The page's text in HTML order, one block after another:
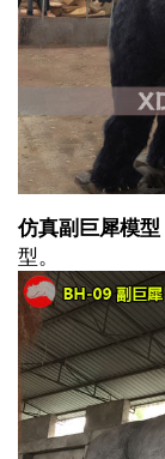
仿真副巨犀模型
型。